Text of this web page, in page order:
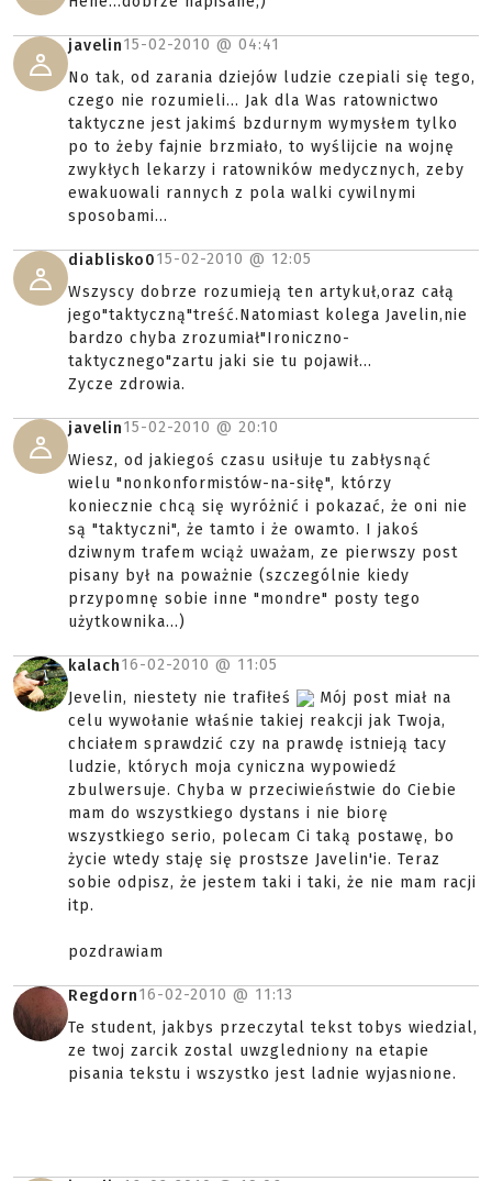
javelin15-02-2010 @ 04:41
No tak, od zarania dziejów ludzie czepiali się tego,
czego nie rozumieli... Jak dla Was ratownictwo
taktyczne jest jakimś bzdurnym wymysłem tylko
po to żeby fajnie brzmiało, to wyślijcie na wojnę
zwykłych lekarzy i ratowników medycznych, zeby
ewakuowali rannych z pola walki cywilnymi
sposobami...
diablisko015-02-2010 @ 12:05
Wszyscy dobrze rozumieją ten artykuł,oraz całą
jego"taktyczną"treść.Natomiast kolega Javelin,nie
bardzo chyba zrozumiał"Ironiczno-
taktycznego"zartu jaki sie tu pojawił...
Zycze zdrowia.
javelin15-02-2010 @ 20:10
Wiesz, od jakiegoś czasu usiłuje tu zabłysnąć
wielu "nonkonformistów-na-siłę", którzy
koniecznie chcą się wyróżnić i pokazać, że oni nie
są "taktyczni", że tamto i że owamto. I jakoś
dziwnym trafem wciąż uważam, ze pierwszy post
pisany był na poważnie (szczególnie kiedy
przypomnę sobie inne "mondre" posty tego
użytkownika...)
kalach16-02-2010 @ 11:05
Jevelin, niestety nie trafiłeś
Mój post miał na
celu wywołanie właśnie takiej reakcji jak Twoja,
chciałem sprawdzić czy na prawdę istnieją tacy
ludzie, których moja cyniczna wypowiedź
zbulwersuje. Chyba w przeciwieństwie do Ciebie
mam do wszystkiego dystans i nie biorę
wszystkiego serio, polecam Ci taką postawę, bo
życie wtedy staję się prostsze Javelin'ie. Teraz
sobie odpisz, że jestem taki i taki, że nie mam racji
itp.
pozdrawiam
Regdorn16-02-2010 @ 11:13
Te student, jakbys przeczytal tekst tobys wiedzial,
ze twoj zarcik zostal uwzgledniony na etapie
pisania tekstu i wszystko jest ladnie wyjasnione.